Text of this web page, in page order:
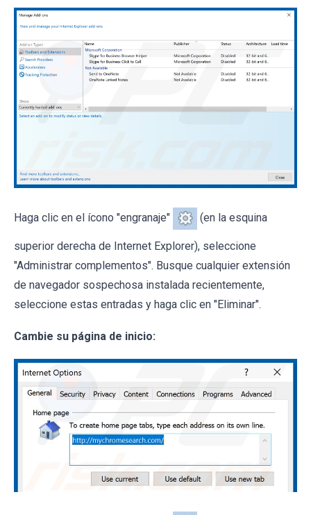
Haga clic en el ícono "engranaje" (en la esquina
superior derecha de Internet Explorer), seleccione
"Administrar complementos". Busque cualquier extensión
de navegador sospechosa instalada recientemente,
seleccione estas entradas y haga clic en "Eliminar".
Cambie su página de inicio: